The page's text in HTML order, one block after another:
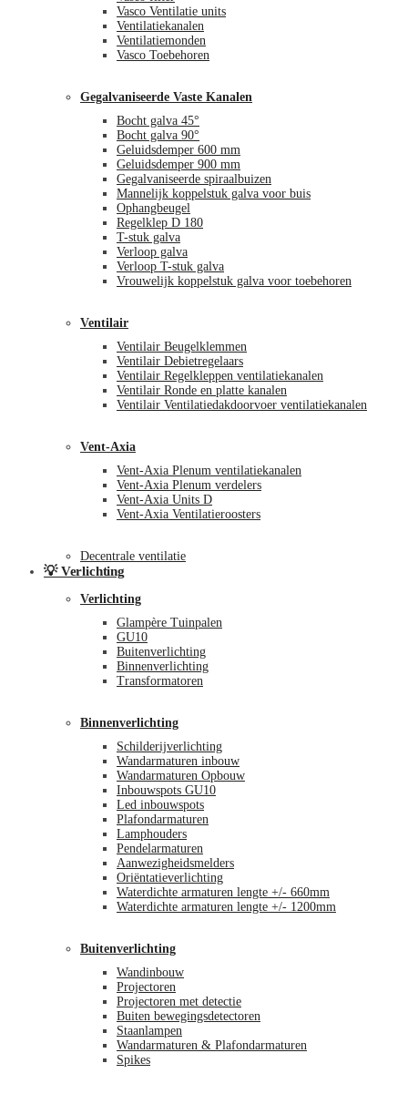
Vasco Ventilatie units
Ventilatiekanalen
Ventilatiemonden
Vasco Toebehoren
Gegalvaniseerde Vaste Kanalen
Bocht galva 45°
Bocht galva 90°
Geluidsdemper 600 mm
Geluidsdemper 900 mm
Gegalvaniseerde spiraalbuizen
Mannelijk koppelstuk galva voor buis
Ophangbeugel
Regelklep D 180
T-stuk galva
Verloop galva
Verloop T-stuk galva
Vrouwelijk koppelstuk galva voor toebehoren
Ventilair
Ventilair Beugelklemmen
Ventilair Debietregelaars
Ventilair Regelkleppen ventilatiekanalen
Ventilair Ronde en platte kanalen
Ventilair Ventilatiedakdoorvoer ventilatiekanalen
Vent-Axia
Vent-Axia Plenum ventilatiekanalen
Vent-Axia Plenum verdelers
Vent-Axia Units D
Vent-Axia Ventilatieroosters
Decentrale ventilatie
💡 Verlichting
Verlichting
Glampère Tuinpalen
GU10
Buitenverlichting
Binnenverlichting
Transformatoren
Binnenverlichting
Schilderijverlichting
Wandarmaturen inbouw
Wandarmaturen Opbouw
Inbouwspots GU10
Led inbouwspots
Plafondarmaturen
Lamphouders
Pendelarmaturen
Aanwezigheidsmelders
Oriëntatieverlichting
Waterdichte armaturen lengte +/- 660mm
Waterdichte armaturen lengte +/- 1200mm
Buitenverlichting
Wandinbouw
Projectoren
Projectoren met detectie
Buiten bewegingsdetectoren
Staanlampen
Wandarmaturen & Plafondarmaturen
Spikes